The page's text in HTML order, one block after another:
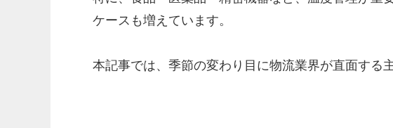
ケースも増えています。
本記事では、季節の変わり目に物流業界が直面する